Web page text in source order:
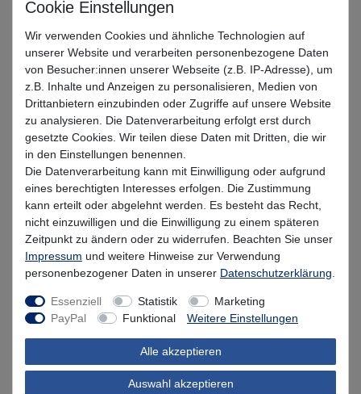
UV Hottie Pearl Pearl Ghost Blue Diamond
Olive Diamond Copper Diamond Amber
Dull Sunrise Brown Headlight
Chartreuse Diamond Motoroil UV
Silver Diamond Pink Prism Smoked Chrome
UVP 6,99 €
6,29 EUR*
* inkl. MwSt. zzgl. Versandkosten
Lieferzeit 1-3 Tage (Deutschland); 3-7 Tage (Ausland)
Wir verwenden Cookies und ähnliche Technologien auf
unserer Website und verarbeiten personenbezogene Daten
von Besucher:innen unserer Webseite (z.B. IP-Adresse), um
z.B. Inhalte und Anzeigen zu personalisieren, Medien von
Drittanbietern einzubinden oder Zugriffe auf unsere Website
zu analysieren. Die Datenverarbeitung erfolgt erst durch
gesetzte Cookies. Wir teilen diese Daten mit Dritten, die wir
in den Einstellungen benennen.
Die Datenverarbeitung kann mit Einwilligung oder aufgrund
eines berechtigten Interesses erfolgen. Die Zustimmung
kann erteilt oder abgelehnt werden. Es besteht das Recht,
nicht einzuwilligen und die Einwilligung zu einem späteren
Zeitpunkt zu ändern oder zu widerrufen. Beachten Sie unser
Impressum und weitere Hinweise zur Verwendung
personenbezogener Daten in unserer Daten­schutz­erklärung
Essenziell Statistik
Marketing
PayPal
Funktional Weitere Einstellungen
Alle akzeptieren
Auswahl akzeptieren